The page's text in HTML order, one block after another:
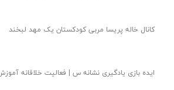
کانال خاله پریسا مربی کودکستان یک مهد لبخند
ایده بازی یادگیری نشانه س | فعالیت خلاقانه